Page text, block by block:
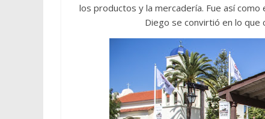
los productos y la mercadería. Fue así
Diego se convirtió en lo que